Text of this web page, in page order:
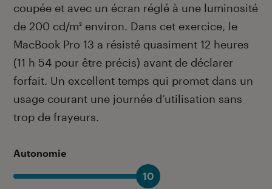
coupée et avec un écran réglé à une luminosité
de 200 cd/m² environ. Dans cet exercice, le
MacBook Pro 13 a résisté quasiment 12 heures
(11 h 54 pour être précis) avant de déclarer
forfait. Un excellent temps qui promet dans un
usage courant une journée d’utilisation sans
trop de frayeurs.
Autonomie
10